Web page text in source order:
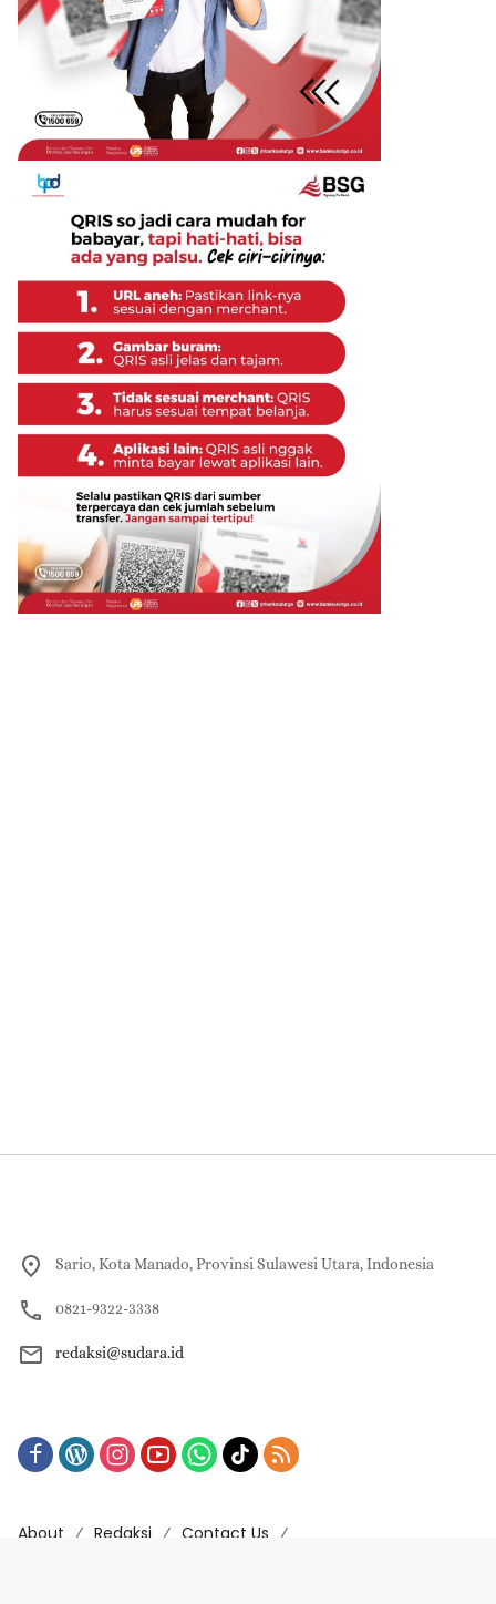
Sario, Kota Manado, Provinsi Sulawesi Utara, Indonesia
0821-9322-3338
redaksi@sudara.id
About Redaksi
Contact Us